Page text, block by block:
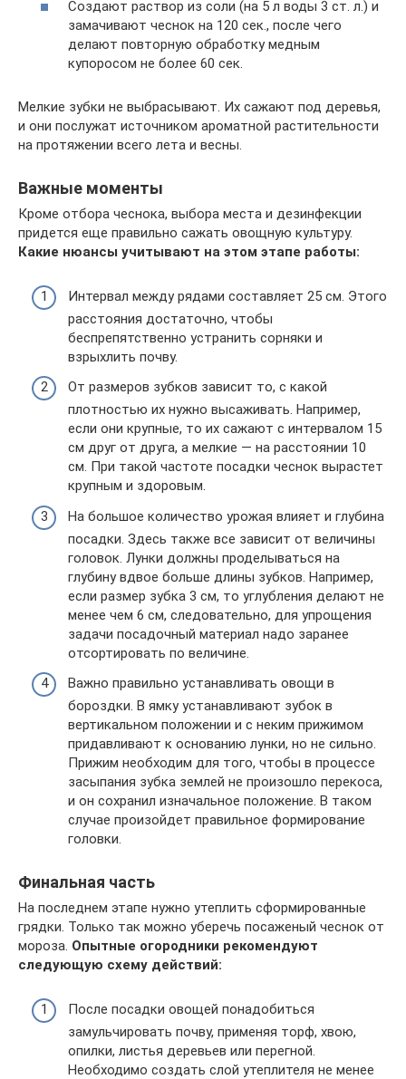
Создают раствор из соли (на 5 л воды 3 ст. л.) и
замачивают чеснок на 120 сек., после чего
делают повторную обработку медным
купоросом не более 60 сек.
Мелкие зубки не выбрасывают. Их сажают под деревья,
и они послужат источником ароматной растительности
на протяжении всего лета и весны.
Важные моменты
Кроме отбора чеснока, выбора места и дезинфекции
придется еще правильно сажать овощную культуру.
Какие нюансы учитывают на этом этапе работы:
Интервал между рядами составляет 25 см. Этого
расстояния достаточно, чтобы
беспрепятственно устранить сорняки и
взрыхлить почву.
От размеров зубков зависит то, с какой
плотностью их нужно высаживать. Например,
если они крупные, то их сажают с интервалом 15
см друг от друга, а мелкие — на расстоянии 10
см. При такой частоте посадки чеснок вырастет
крупным и здоровым.
На большое количество урожая влияет и глубина
посадки. Здесь также все зависит от величины
головок. Лунки должны проделываться на
глубину вдвое больше длины зубков. Например,
если размер зубка 3 см, то углубления делают не
менее чем 6 см, следовательно, для упрощения
задачи посадочный материал надо заранее
отсортировать по величине.
Важно правильно устанавливать овощи в
бороздки. В ямку устанавливают зубок в
вертикальном положении и с неким прижимом
придавливают к основанию лунки, но не сильно.
Прижим необходим для того, чтобы в процессе
засыпания зубка землей не произошло перекоса,
и он сохранил изначальное положение. В таком
случае произойдет правильное формирование
головки.
Финальная часть
На последнем этапе нужно утеплить сформированные
грядки. Только так можно уберечь посаженый чеснок от
мороза. Опытные огородники рекомендуют
следующую схему действий:
После посадки овощей понадобиться
замульчировать почву, применяя торф, хвою,
опилки, листья деревьев или перегной.
Необходимо создать слой утеплителя не менее